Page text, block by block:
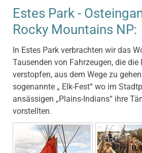
Estes Park -
Rocky Mountains NP:
In Estes Park verbrachten wir das
Tausenden von Fahrzeugen, die die
verstopfen, aus dem Wege zu
sogenannte „ Elk-Fest“ wo im
ansässigen „Plains-Indians“ ihre
vorstellten.